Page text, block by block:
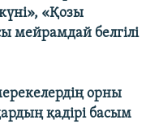
«Қозы
мейрамдай белгілі
орны
қадірі басым